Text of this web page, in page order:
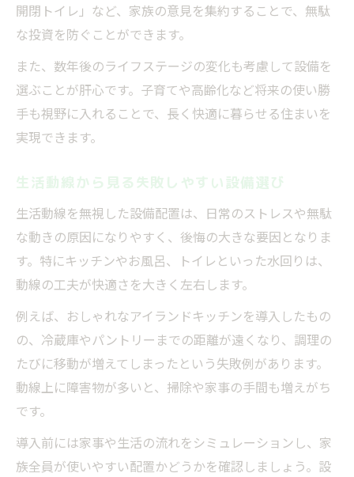
開閉トイレ」など、家族の意見を集約することで、無駄
な投資を防ぐことができます。
また、数年後のライフステージの変化も考慮して設備を
選ぶことが肝心です。子育てや高齢化など将来の使い勝
手も視野に入れることで、長く快適に暮らせる住まいを
実現できます。
生活動線から見る失敗しやすい設備選び
生活動線を無視した設備配置は、日常のストレスや無駄
な動きの原因になりやすく、後悔の大きな要因となりま
す。特にキッチンやお風呂、トイレといった水回りは、
動線の工夫が快適さを大きく左右します。
例えば、おしゃれなアイランドキッチンを導入したもの
の、冷蔵庫やパントリーまでの距離が遠くなり、調理の
たびに移動が増えてしまったという失敗例があります。
動線上に障害物が多いと、掃除や家事の手間も増えがち
です。
導入前には家事や生活の流れをシミュレーションし、家
族全員が使いやすい配置かどうかを確認しましょう。設